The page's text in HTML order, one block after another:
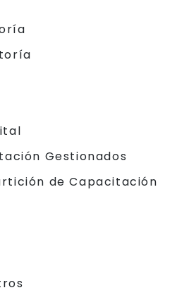
Gestionados
de Capacitación